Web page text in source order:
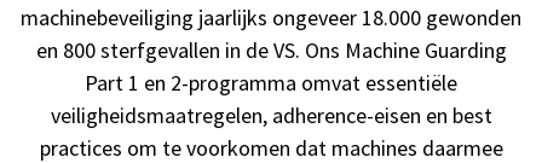
machinebeveiliging jaarlijks ongeveer 18.000 gewonden
en 800 sterfgevallen in de VS. Ons Machine Guarding
Part 1 en 2-programma omvat essentiële
veiligheidsmaatregelen, adherence-eisen en best
practices om te voorkomen dat machines daarmee